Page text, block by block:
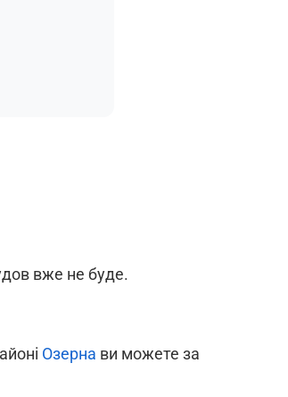
вже не буде.
Озерна ви можете за